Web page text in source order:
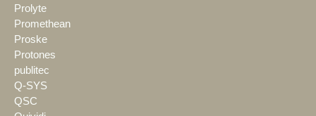
Prolyte
Promethean
Proske
Protones
publitec
Q-SYS
QSC